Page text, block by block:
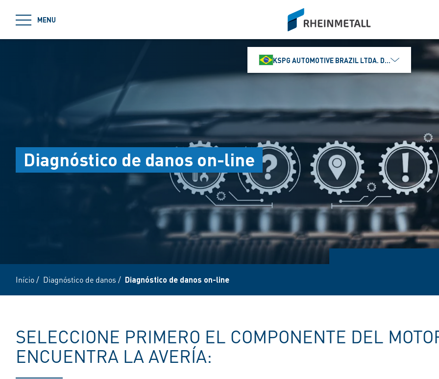
MENU
siteLogo
KSPG AUTOMOTIVE BRAZIL LTDA. DIVISÃO MS
Diagnóstico de danos on-line
Início/ Diagnóstico de danos / Diagnóstico de danos on-line
SELECCIONE PRIMERO EL COMPONENTE DEL
ENCUENTRA LA AVERÍA: